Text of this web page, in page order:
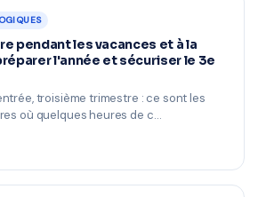
pendant les vacances et à la
l'année et sécuriser le 3e
troisième trimestre : ce sont les
où quelques heures de c…